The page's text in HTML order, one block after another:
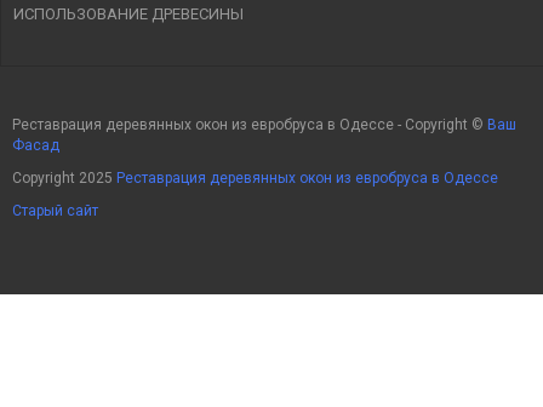
ИСПОЛЬЗОВАНИЕ ДРЕВЕСИНЫ
Реставрация деревянных окон из евробруса в Одессе - Copyright © Ваш
Фасад
Copyright 2025 Реставрация деревянных окон из евробруса в Одессе
Старый сайт